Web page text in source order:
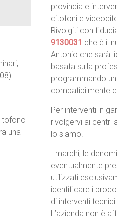
una
provincia e
citofoni e
Rivolgiti con
9130031 che è il
Antonio che sarà
basata sulla
programmando
compatibilmente
Per interventi in
rivolgervi ai centri
lo siamo.
I marchi, le
eventualmente
utilizzati
identificare i
di interventi tecnici.
L’azienda non è